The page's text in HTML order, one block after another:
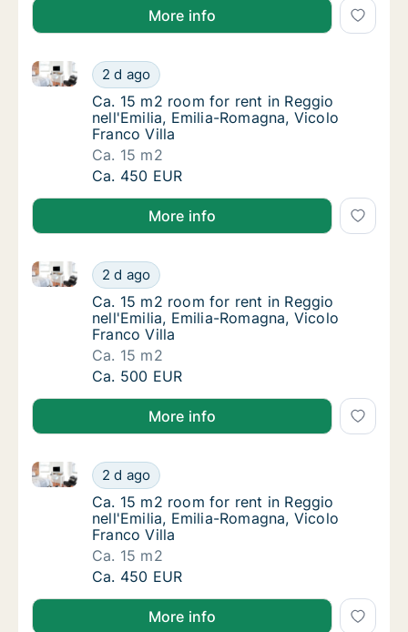
More info
Ca. 15 m2 room for rent in Reggio
2 d ago
Ca. 15 m2 room for rent in Reggio nell'Emilia,
Ca. 15 m2 room for rent in Reggio
Ca. 15 m2 room for rent in Reggio
nell'Emilia, Emilia-Romagna, Vicolo
Franco Villa
Ca. 15 m2
Ca. 15 m2 room for rent in Reggio
Ca. 450 EUR
More info
Ca. 15 m2 room for rent in Reggio
2 d ago
Ca. 15 m2 room for rent in Reggio nell'Emilia,
Ca. 15 m2 room for rent in Reggio
Ca. 15 m2 room for rent in Reggio
nell'Emilia, Emilia-Romagna, Vicolo
Franco Villa
Ca. 15 m2
Ca. 15 m2 room for rent in Reggio
Ca. 500 EUR
More info
Ca. 15 m2 room for rent in Reggio
2 d ago
Ca. 15 m2 room for rent in Reggio nell'Emilia,
Ca. 15 m2 room for rent in Reggio
Ca. 15 m2 room for rent in Reggio
nell'Emilia, Emilia-Romagna, Vicolo
Franco Villa
Ca. 15 m2
Ca. 15 m2 room for rent in Reggio
Ca. 450 EUR
More info